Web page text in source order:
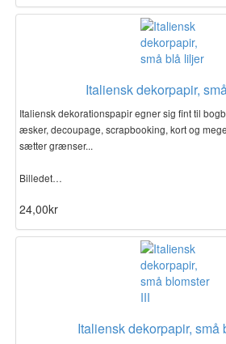
Italiensk dekorpapir,
Italiensk dekorationspapir egner sig fint til
æsker, decoupage, scrapbooking, kort og
sætter grænser...
Billedet…
24,00kr
Italiensk dekorpapir, små